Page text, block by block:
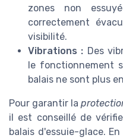
zones non
correctement
visibilité.
Vibrations : Des
le fonctionnement
balais ne sont plus
Pour garantir la
il est conseillé de
balais d'essuie-glace.